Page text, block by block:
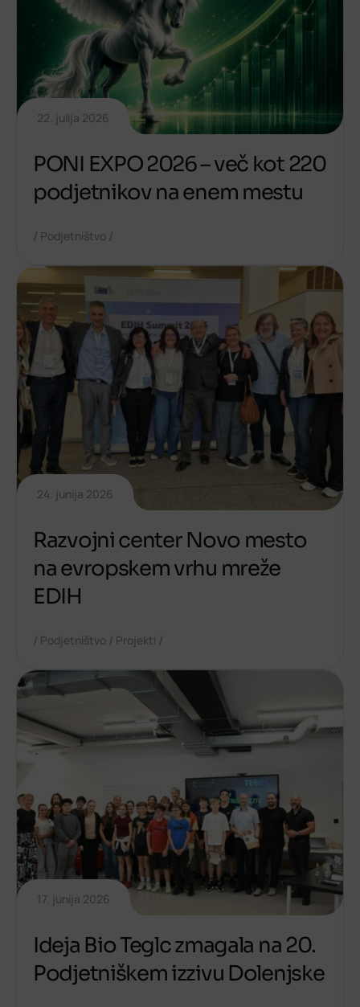
22. julija 2026
PONI EXPO 2026 – več kot 220
podjetnikov na enem mestu
/ Podjetništvo /
24. junija 2026
Razvojni center Novo mesto
na evropskem vrhu mreže
EDIH
/ Podjetništvo / Projekti /
17. junija 2026
Ideja Bio Teglc zmagala na 20.
Podjetniškem izzivu Dolenjske